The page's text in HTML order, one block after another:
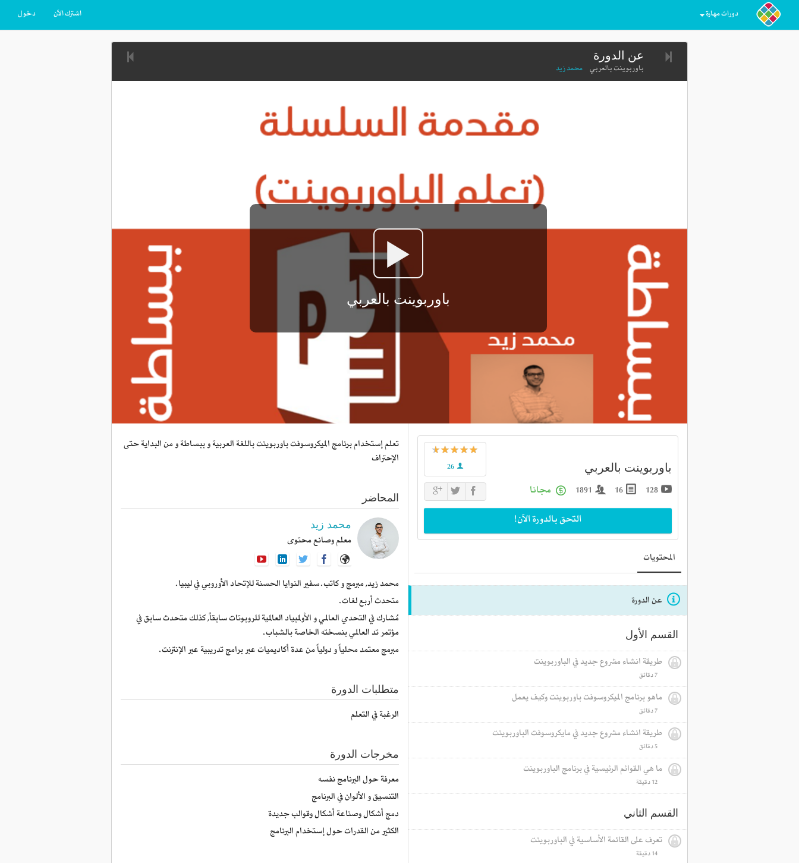
دورات مهارة اشترك الآن دخول
عن الدورة
باوربوينت بالعربي محمد زيد
باوربوينت بالعربي
باوربوينت بالعربي
128
16
1891 مجانا
26
المحتويات
عن الدورة
القسم الأول
طريقة انشاء مشروع جديد في الباوربوينت
7 دقائق‎
ماهو برنامج الميكروسوفت باوربوينت وكيف يعمل
7 دقائق‎
طريقة انشاء مشروع جديد في مايكروسوفت الباوربوينت
5 دقائق‎
ما هي القوائم الرئيسية في برنامج الباوربوينت
12 دقيقة‎
القسم الثاني
تعرف على القائمة الأساسية في الباوربوينت
14 دقيقة‎
تعلم إستخدام برنامج الميكروسوفت باوربوينت باللغة العربية و ببساطة و من البداية حتى
الإحتراف
المحاضر
محمد زيد
معلم وصانع محتوى
محمد زيد, مبرمج و كاتب. سفير النوايا الحسنة للإتحاد الأوروبي في ليبيا.
متحدث أربع لغات.
مُشارك في التحدي العالمي و الأولمبياد العالمية للروبوتات سابقاً, كذلك متحدث سابق في
مؤتمر تد العالمي بنسخته الخاصة بالشباب.
مبرمج معتمد محلياً و دولياً من عدة أكاديميات عبر برامج تدريبية عبر الإنترنت.
متطلبات الدورة
الرغبة في التعلم
مخرجات الدورة
معرفة حول البرنامج نفسه
التنسيق و الألوان في البرنامج
دمج أشكال وصناعة أشكال وقوالب جديدة
الكثير من القدرات حول إستخدام البرنامج